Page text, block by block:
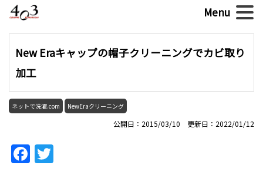
New Eraキャップの帽子クリーニングでカビ取り
加工
ネットで洗濯.com NewEraクリーニング
公開日：2015/03/10 更新日：2022/01/12
Facebook